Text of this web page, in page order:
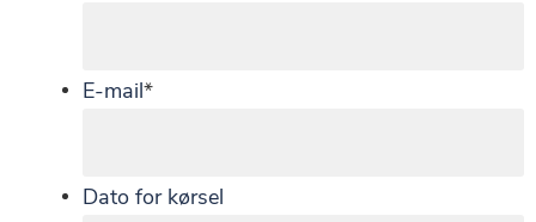
E-mail*
Dato for kørsel